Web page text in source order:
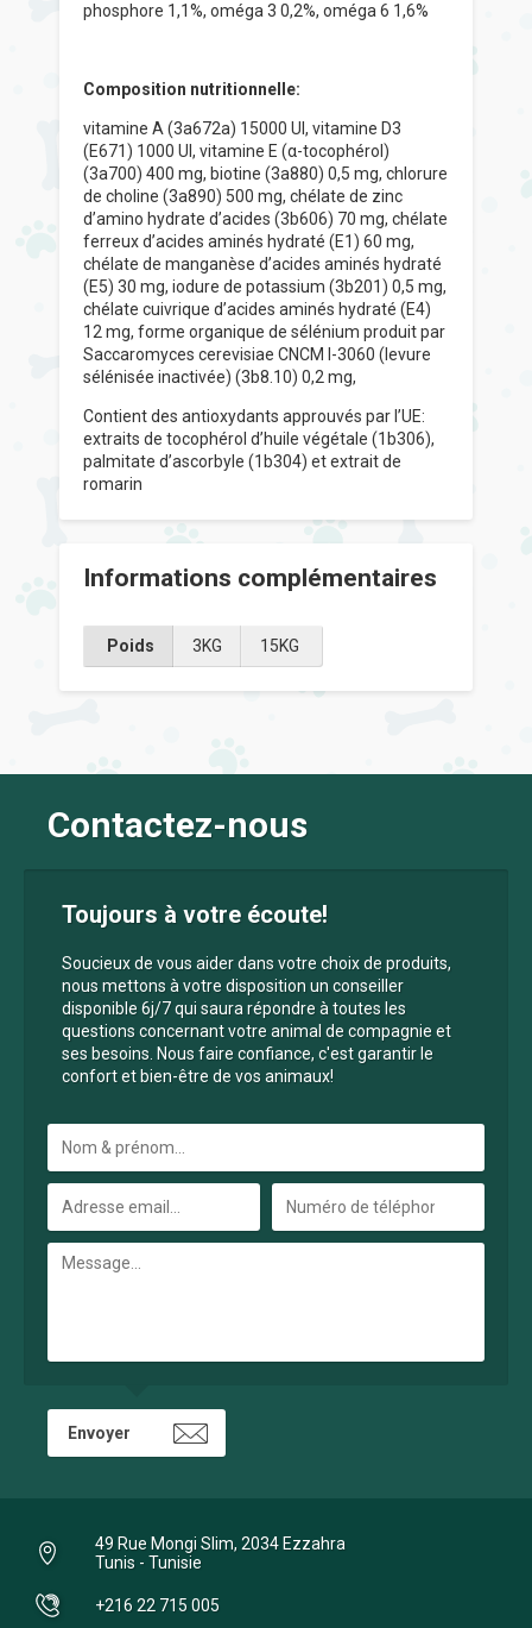
phosphore 1,1%, oméga 3 0,2%, oméga 6 1,6%
Composition nutritionnelle:
vitamine A (3a672a) 15000 UI, vitamine D3
(E671) 1000 UI, vitamine E (α-tocophérol)
(3a700) 400 mg, biotine (3a880) 0,5 mg, chlorure
de choline (3a890) 500 mg, chélate de zinc
d’amino hydrate d’acides (3b606) 70 mg, chélate
ferreux d’acides aminés hydraté (E1) 60 mg,
chélate de manganèse d’acides aminés hydraté
(E5) 30 mg, iodure de potassium (3b201) 0,5 mg,
chélate cuivrique d’acides aminés hydraté (E4)
12 mg, forme organique de sélénium produit par
Saccaromyces cerevisiae CNCM I-3060 (levure
sélénisée inactivée) (3b8.10) 0,2 mg,
Contient des antioxydants approuvés par l’UE:
extraits de tocophérol d’huile végétale (1b306),
palmitate d’ascorbyle (1b304) et extrait de
romarin
Informations complémentaires
Poids 3KG 15KG
Contactez-nous
Toujours à votre écoute!
Soucieux de vous aider dans votre choix de produits,
nous mettons à votre disposition un conseiller
disponible 6j/7 qui saura répondre à toutes les
questions concernant votre animal de compagnie et
ses besoins. Nous faire confiance, c'est garantir le
confort et bien-être de vos animaux!
49 Rue Mongi Slim, 2034 Ezzahra
Tunis - Tunisie
+216 22 715 005